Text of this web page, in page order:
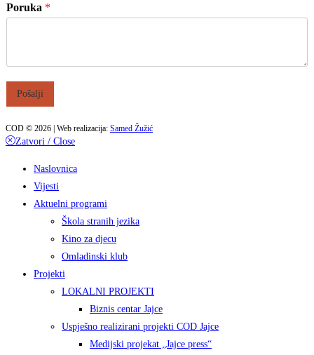
Poruka *
Pošalji
COD © 2026 | Web realizacija: Samed Žužić
Zatvori / Close
Naslovnica
Vijesti
Aktuelni programi
Škola stranih jezika
Kino za djecu
Omladinski klub
Projekti
LOKALNI PROJEKTI
Biznis centar Jajce
Uspješno realizirani projekti COD Jajce
Medijski projekat „Jajce press“